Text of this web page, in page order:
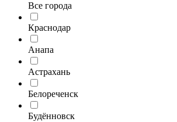
Все города
Краснодар
Анапа
Астрахань
Белореченск
Будённовск